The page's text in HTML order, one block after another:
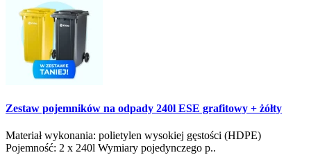
Zestaw pojemników na odpady 240l ESE grafitowy + żółty
Materiał wykonania: polietylen wysokiej gęstości (HDPE)
Pojemność: 2 x 240l Wymiary pojedynczego p..